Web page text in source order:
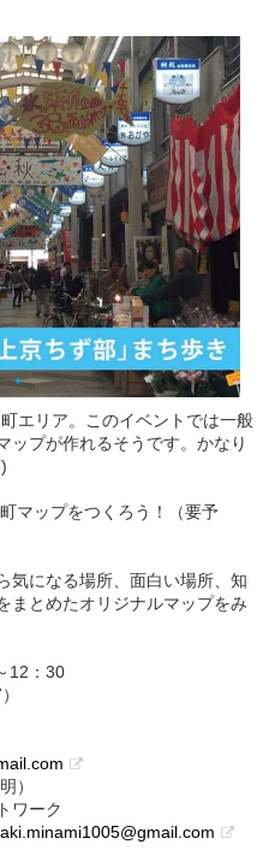
エリア。このイベントでは一般
ップが作れるそうです。かなり
マップをつくろう！（要予
気になる場所、面白い場所、知
まとめたオリジナルマップをみ
12：30
）
ワーク